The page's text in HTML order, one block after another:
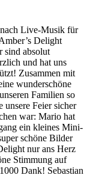
Live-Musik für
Delight
sind absolut
und hat uns
Zusammen mit
wunderschöne
Familien so
unsere Feier sicher
war: Mario hat
ein kleines Mini-
schöne Bilder
nur ans Herz
Stimmung auf
Dank! Sebastian